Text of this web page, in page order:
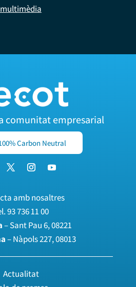
comunitat empresarial
Carbon Neutral
amb nosaltres
93 736 11 00
– Sant Pau 6, 08221
– Nàpols 227, 08013
Actualitat